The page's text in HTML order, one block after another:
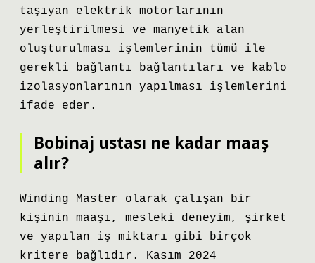
taşıyan elektrik motorlarının
yerleştirilmesi ve manyetik alan
oluşturulması işlemlerinin tümü ile
gerekli bağlantı bağlantıları ve kablo
izolasyonlarının yapılması işlemlerini
ifade eder.
Bobinaj ustası ne kadar maaş
alır?
Winding Master olarak çalışan bir
kişinin maaşı, mesleki deneyim, şirket
ve yapılan iş miktarı gibi birçok
kritere bağlıdır. Kasım 2024